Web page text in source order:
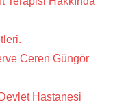
Ceren Güngör
Hastanesi